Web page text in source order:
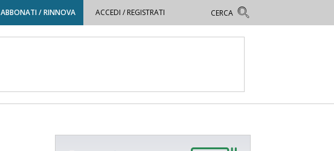
ABBONATI / RINNOVA ACCEDI / REGISTRATI